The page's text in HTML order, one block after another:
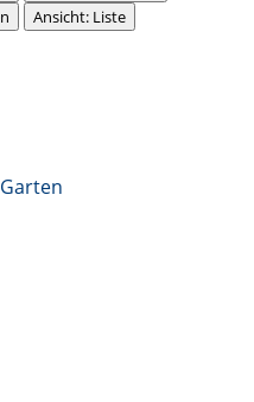
Ansicht: Liste